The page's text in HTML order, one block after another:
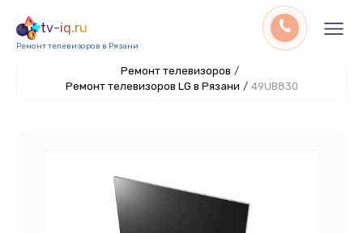
tv-iq.ru
Ремонт телевизоров в Рязани
Ремонт телевизоров /
Ремонт телевизоров LG в Рязани / 49UB830